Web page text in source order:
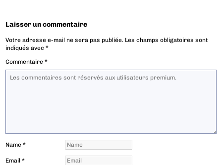
Laisser un commentaire
Votre adresse e-mail ne sera pas publiée. Les champs obligatoires sont
indiqués avec*
Commentaire*
Name*
Email*